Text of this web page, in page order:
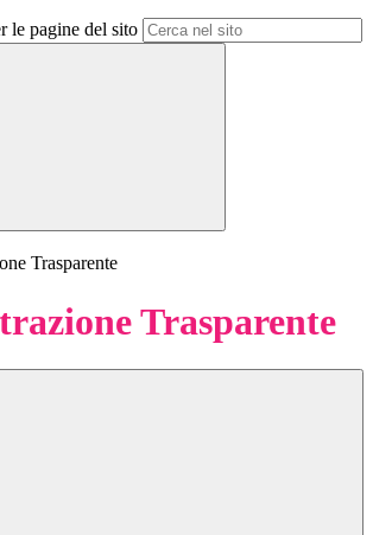
le pagine del sito
Trasparente
Trasparente